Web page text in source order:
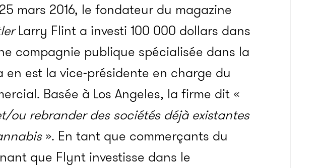
mars 2016, le fondateur du magazine
Larry Flint a investi 100 000 dollars dans
compagnie publique spécialisée dans la
en est la vice-présidente en charge du
Basée à Los Angeles, la firme dit «
ou rebrander des sociétés déjà existantes
». En tant que commerçants du
que Flynt investisse dans le